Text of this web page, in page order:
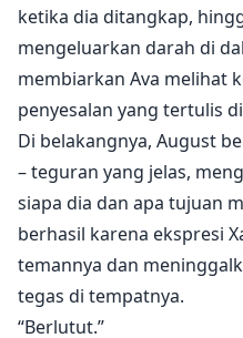
ketika dia ditangkap,
mengeluarkan darah di
membiarkan Ava melihat
penyesalan yang tertulis
Di belakangnya, August
– teguran yang jelas,
siapa dia dan apa tujuan
berhasil karena ekspresi
temannya dan
tegas di tempatnya.
“Berlutut.”